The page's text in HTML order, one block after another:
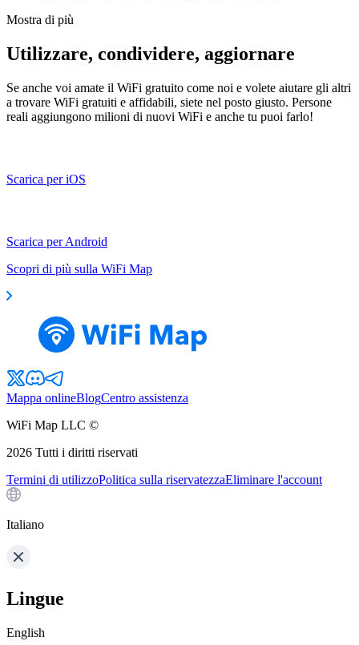
Mostra di più
Utilizzare, condividere, aggiornare
Se anche voi amate il WiFi gratuito come noi e volete aiutare gli altri
a trovare WiFi gratuiti e affidabili, siete nel posto giusto. Persone
reali aggiungono milioni di nuovi WiFi e anche tu puoi farlo!
Scarica per iOS
Scarica per Android
Scopri di più sulla WiFi Map
Mappa onlineBlogCentro assistenza
WiFi Map LLC ©
2026 Tutti i diritti riservati
Termini di utilizzoPolitica sulla riservatezzaEliminare l'account
Italiano
Lingue
English